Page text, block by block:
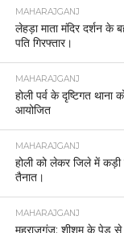
MAHARAJGANJ
लेहड़ा माता मंदिर दर्शन के
पति गिरफ्तार।
MAHARAJGANJ
होली पर्व के दृष्टिगत थाना
आयोजित
MAHARAJGANJ
होली को लेकर जिले में कड़ी
तैनात।
MAHARAJGANJ
महराजगंज: शीशम के पेड़